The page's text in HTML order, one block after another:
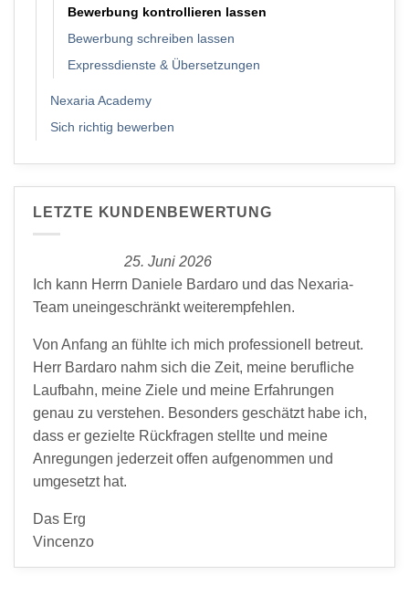
Bewerbung kontrollieren lassen
Bewerbung schreiben lassen
Expressdienste & Übersetzungen
Nexaria Academy
Sich richtig bewerben
LETZTE KUNDENBEWERTUNG
25. Juni 2026
Ich kann Herrn Daniele Bardaro und das Nexaria-
Team uneingeschränkt weiterempfehlen.
Von Anfang an fühlte ich mich professionell betreut.
Herr Bardaro nahm sich die Zeit, meine berufliche
Laufbahn, meine Ziele und meine Erfahrungen
genau zu verstehen. Besonders geschätzt habe ich,
dass er gezielte Rückfragen stellte und meine
Anregungen jederzeit offen aufgenommen und
umgesetzt hat.
Das Erg
Vincenzo